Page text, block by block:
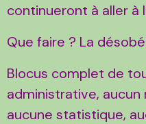
continueront à aller à
Que faire ? La
Blocus complet de
administrative,
aucune statistique,